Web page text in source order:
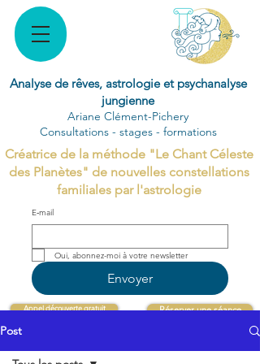
Analyse de rêves, astrologie et psychanalyse
jungienne
Ariane Clément-Pichery
Consultations - stages - formations
Créatrice de la méthode "Le Chant Céleste
des Planètes" de nouvelles constellations
familiales par l'astrologie
E‑mail
Envoyer
Appel découverte gratuit Réserver une séance
Post